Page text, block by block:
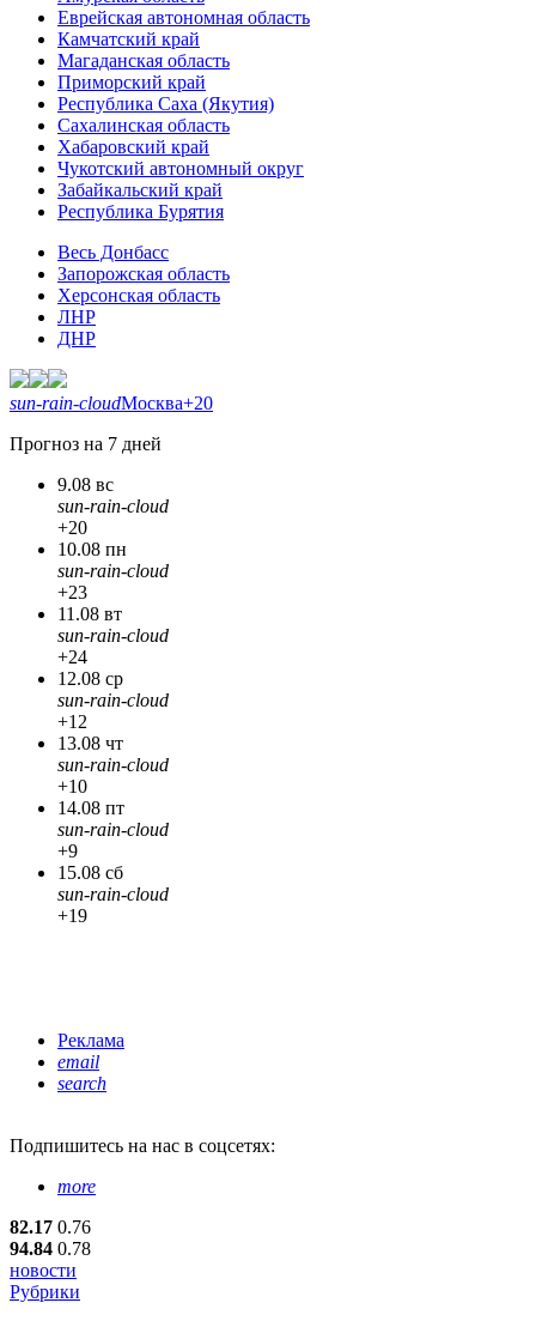
Еврейская автономная область
Камчатский край
Магаданская область
Приморский край
Республика Саха (Якутия)
Сахалинская область
Хабаровский край
Чукотский автономный округ
Забайкальский край
Республика Бурятия
Весь Донбасс
Запорожская область
Херсонская область
ЛНР
ДНР
sun-rain-cloudМосква+20
Прогноз на 7 дней
9.08 вс
sun-rain-cloud
+20
10.08 пн
sun-rain-cloud
+23
11.08 вт
sun-rain-cloud
+24
12.08 ср
sun-rain-cloud
+12
13.08 чт
sun-rain-cloud
+10
14.08 пт
sun-rain-cloud
+9
15.08 сб
sun-rain-cloud
+19
Реклама
email
search
Подпишитесь на нас в соцсетях:
more
82.17 0.76
94.84 0.78
новости
Рубрики